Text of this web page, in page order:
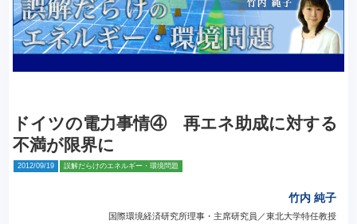
ドイツの電力事情④ 再エネ助成に対する
不満が限界に
2012/09/19 誤解だらけのエネルギー・環境問題
竹内 純子
国際環境経済研究所理事・主席研究員／東北大学特任教授